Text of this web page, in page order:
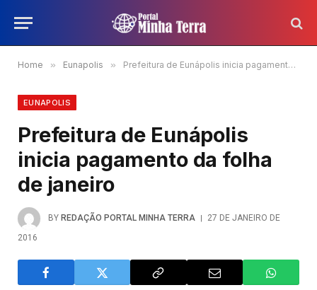
Home » Eunapolis » Prefeitura de Eunápolis inicia pagamento da folha de janeiro
EUNAPOLIS
Prefeitura de Eunápolis
inicia pagamento da folha
de janeiro
BY REDAÇÃO PORTAL MINHA TERRA
27 DE JANEIRO DE
2016